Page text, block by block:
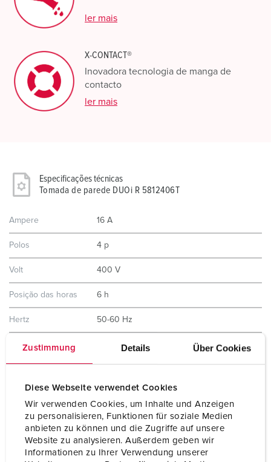
Zustimmung Details Über Cookies
Diese Webseite verwendet Cookies
Wir verwenden Cookies, um Inhalte und Anzeigen
zu personalisieren, Funktionen für soziale Medien
anbieten zu können und die Zugriffe auf unsere
Website zu analysieren. Außerdem geben wir
Informationen zu Ihrer Verwendung unserer
ler mais
X-CONTACT®
Inovadora tecnologia de manga de
contacto
ler mais
Especificações técnicas
Tomada de parede DUOi R 5812406T
Ampere 16 A
Polos 4 p
Volt 400 V
Posição das horas 6 h
Hertz 50-60 Hz
Tecnologia de
contacto roscado
X-CONTACT®
porta-contactos de elevada resistência
Tipo de proteção IP67 / IP69
Material do Plástico, altamente resistente a produtos